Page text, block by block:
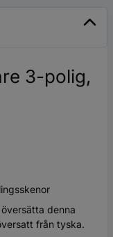
3-polig,
denna
från tyska.